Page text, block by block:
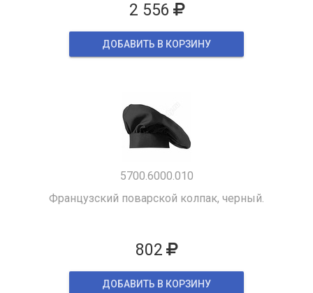
2 556
ДОБАВИТЬ В КОРЗИНУ
5700.6000.010
Французский поварской колпак, черный.
802
ДОБАВИТЬ В КОРЗИНУ